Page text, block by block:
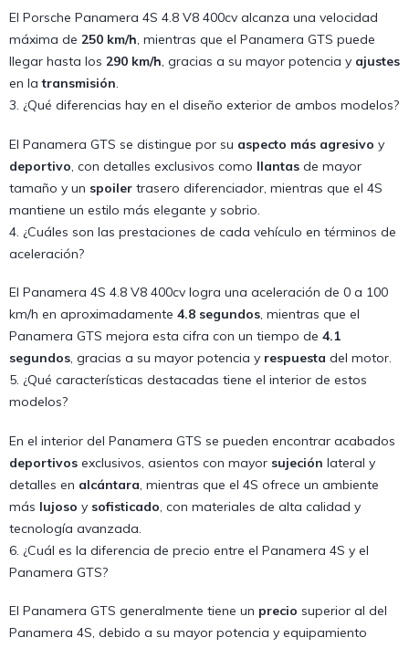
El Porsche Panamera 4S 4.8 V8 400cv alcanza una velocidad
máxima de 250 km/h, mientras que el Panamera GTS puede
llegar hasta los 290 km/h, gracias a su mayor potencia y ajustes
en latransmisión.
3. ¿Qué diferencias hay en el diseño exterior de ambos modelos?
El Panamera GTS se distingue por su aspecto más agresivo y
deportivo , con detalles exclusivos como llantas de mayor
tamaño y un spoiler trasero diferenciador, mientras que el 4S
mantiene un estilo más elegante y sobrio.
4. ¿Cuáles son las prestaciones de cada vehículo en términos de
aceleración?
El Panamera 4S 4.8 V8 400cv logra una aceleración de 0 a 100
km/h en aproximadamente 4.8 segundos, mientras que el
Panamera GTS mejora esta cifra con un tiempo de 4.1
segundos, gracias a su mayor potencia y respuesta del motor.
5. ¿Qué características destacadas tiene el interior de estos
modelos?
En el interior del Panamera GTS se pueden encontrar acabados
deportivos exclusivos, asientos con mayor sujeción lateral y
detalles en alcántara, mientras que el 4S ofrece un ambiente
más lujoso y sofisticado, con materiales de alta calidad y
tecnología avanzada.
6. ¿Cuál es la diferencia de precio entre el Panamera 4S y el
Panamera GTS?
El Panamera GTS generalmente tiene un precio superior al del
Panamera 4S, debido a su mayor potencia y equipamiento